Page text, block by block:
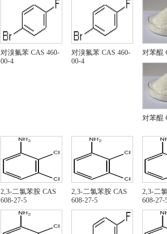
二甲苯
亚甲基氯
乙酸正丙酯
3-氯苯胺
4-溴乙酰乙酸乙酯
5-乙酰氧基-1,2-二甲基吲哚-3-羧酸乙酯
5-乙酰氧基-6-溴-2-(溴甲基)-1-甲基-1H-吲哚-3-羧
酸乙酯
1-(2,3-二氯苯基)哌嗪盐酸盐 CAS: 119532-26-
2;41202-77-1
氯化亚砜 CAS 7719-09-7
氯化亚砜 CAS RN: 7719-09-7
氯乙酰乙酸乙酯
对溴氟苯 CAS 460-
00-4
对溴氟苯 CAS 460-
00-4
对苯醌
对苯醌
2,3-二氯苯胺 CAS
608-27-5
2,3-二氯苯胺 CAS
608-27-5
2,3-二
608-27-